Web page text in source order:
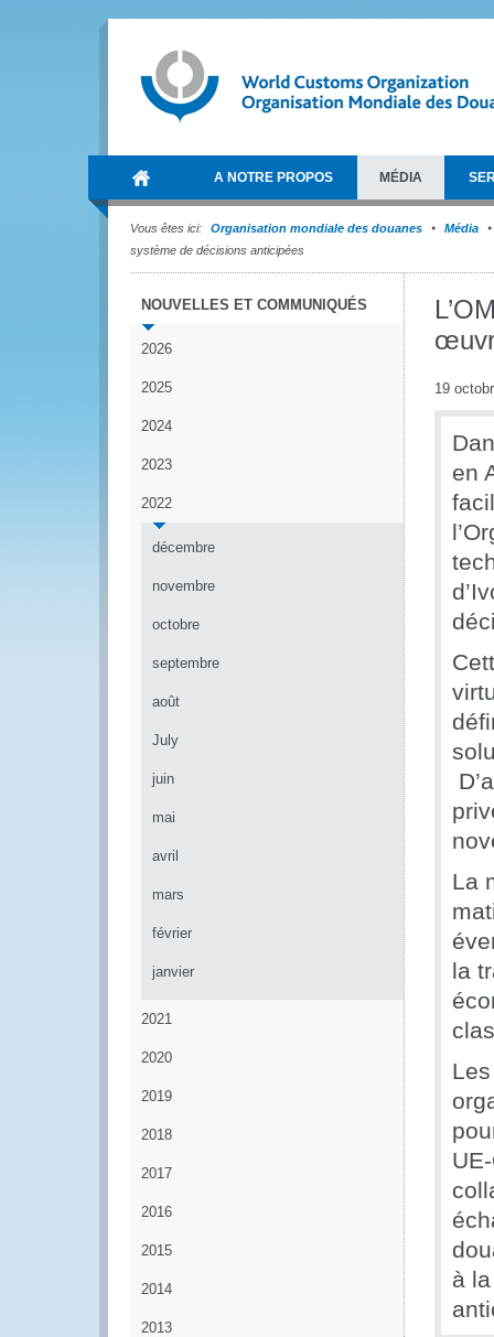
A NOTRE PROPOS MÉDIA
Vous êtes ici: Organisation mondiale des douanes
Média
système de décisions anticipées
NOUVELLES ET COMMUNIQUÉS
2026
2025
2024
2023
2022
décembre
novembre
octobre
septembre
août
July
juin
mai
avril
mars
février
janvier
2021
2020
2019
2018
2017
2016
2015
2014
2013
19
en
La
la
à